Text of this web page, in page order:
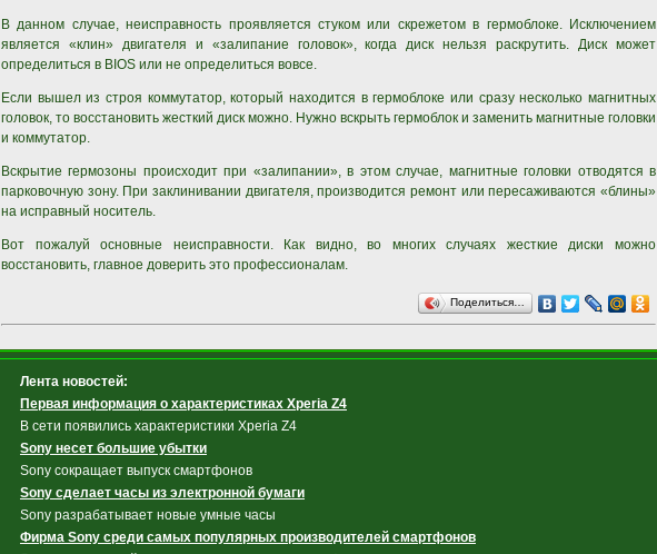
В данном случае, неисправность проявляется стуком или скрежетом в гермоблоке. Исключением
является «клин» двигателя и «залипание головок», когда диск нельзя раскрутить. Диск может
определиться в BIOS или не определиться вовсе.
Если вышел из строя коммутатор, который находится в гермоблоке или сразу несколько магнитных
головок, то восстановить жесткий диск можно. Нужно вскрыть гермоблок и заменить магнитные головки
и коммутатор.
Вскрытие гермозоны происходит при «залипании», в этом случае, магнитные головки отводятся в
парковочную зону. При заклинивании двигателя, производится ремонт или пересаживаются «блины»
на исправный носитель.
Вот пожалуй основные неисправности. Как видно, во многих случаях жесткие диски можно
восстановить, главное доверить это профессионалам.
Поделиться…
Лента новостей:
Первая информация о характеристиках Xperia Z4
В сети появились характеристики Xperia Z4
Sony несет большие убытки
Sony сокращает выпуск смартфонов
Sony сделает часы из электронной бумаги
Sony разрабатывает новые умные часы
Фирма Sony среди самых популярных производителей смартфонов